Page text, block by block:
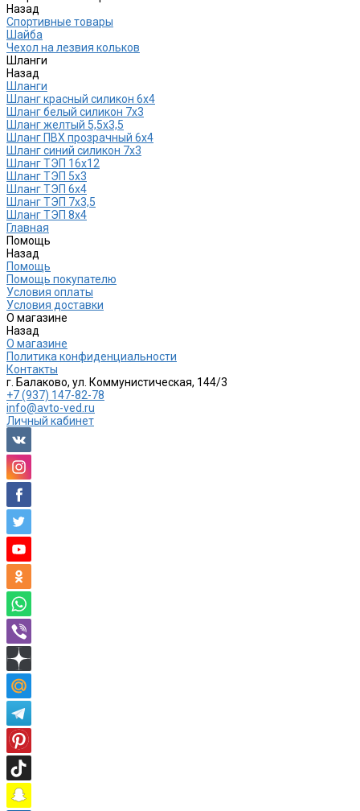
Назад
Спортивные товары
Шайба
Чехол на лезвия кольков
Шланги
Назад
Шланги
Шланг красный силикон 6х4
Шланг белый силикон 7х3
Шланг желтый 5,5х3,5
Шланг ПВХ прозрачный 6х4
Шланг синий силикон 7х3
Шланг ТЭП 16х12
Шланг ТЭП 5х3
Шланг ТЭП 6х4
Шланг ТЭП 7х3,5
Шланг ТЭП 8х4
Главная
Помощь
Назад
Помощь
Помощь покупателю
Условия оплаты
Условия доставки
О магазине
Назад
О магазине
Политика конфиденциальности
Контакты
г. Балаково, ул. Коммунистическая, 144/3
+7 (937) 147-82-78
info@avto-ved.ru
Личный кабинет